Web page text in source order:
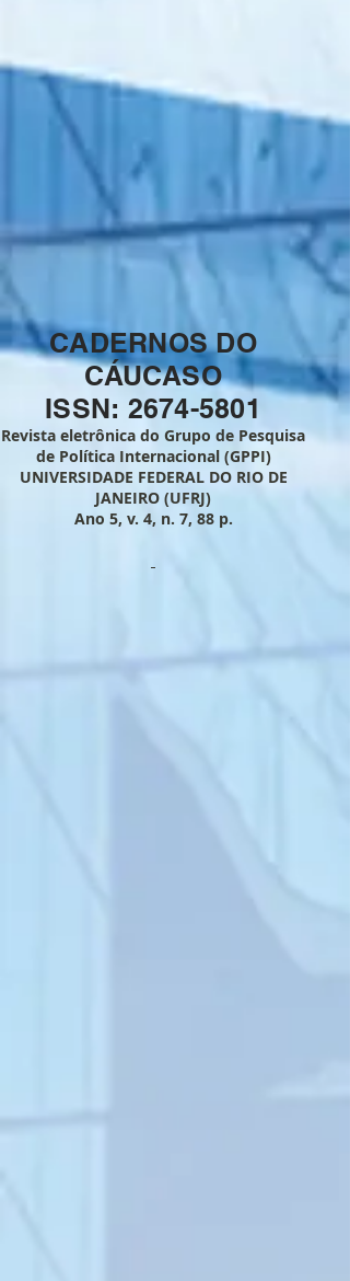
CADERNOS DO
CÁUCASO
ISSN: 2674-5801
Revista eletrônica do Grupo de Pesquisa
de Política Internacional (GPPI)
UNIVERSIDADE FEDERAL DO RIO DE
JANEIRO (UFRJ)
Ano 5, v. 4, n. 7, 88 p.